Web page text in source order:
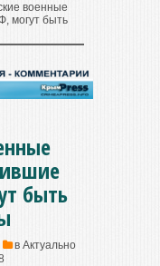
военные
могут быть
быть
в Актуально